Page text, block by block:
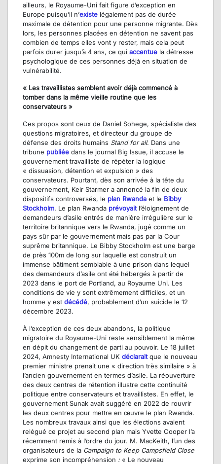
ailleurs, le Royaume-Uni fait figure d’exception en
Europe puisqu’il n’existe légalement pas de durée
maximale de détention pour une personne migrante. Dès
lors, les personnes placées en détention ne savent pas
combien de temps elles vont y rester, mais cela peut
parfois durer jusqu’à 4 ans, ce qui accentue la détresse
psychologique de ces personnes déjà en situation de
vulnérabilité.
« Les travaillistes semblent avoir déjà commencé à
tomber dans la même vieille routine que les
conservateurs »
Ces propos sont ceux de Daniel Sohege, spécialiste des
questions migratoires, et directeur du groupe de
défense des droits humains Stand for all. Dans une
tribune publiée dans le journal Big Issue, il accuse le
gouvernement travailliste de répéter la logique
« dissuasion, détention et expulsion » des
conservateurs. Pourtant, dès son arrivée à la tête du
gouvernement, Keir Starmer a annoncé la fin de deux
dispositifs controversés, le plan Rwanda et le Bibby
Stockholm. Le plan Rwanda prévoyaitl’éloignement de
demandeurs d’asile entrés de manière irrégulière sur le
territoire britannique vers le Rwanda, jugé comme un
pays sûr par le gouvernement mais pas par la Cour
suprême britannique. Le Bibby Stockholm est une barge
de près 100m de long sur laquelle est construit un
immense bâtiment semblable à une prison dans lequel
des demandeurs d’asile ont été hébergés à partir de
2023 dans le port de Portland, au Royaume Uni. Les
conditions de vie y sont extrêmement difficiles, et un
homme y est décédé, probablement d’un suicide le 12
décembre 2023.
À l’exception de ces deux abandons, la politique
migratoire du Royaume-Uni reste sensiblement la même
en dépit du changement de parti au pouvoir. Le 18 juillet
2024, Amnesty International UK déclaraitque le nouveau
premier ministre prenait une « direction très similaire » à
l’ancien gouvernement en termes d’asile. La réouverture
des deux centres de rétention illustre cette continuité
politique entre conservateurs et travaillistes. En effet, le
gouvernement Sunak avait suggéré en 2022 de rouvrir
les deux centres pour mettre en œuvre le plan Rwanda.
Les nombreux travaux ainsi que les élections avaient
relégué ce projet au second plan mais Yvette Cooper l’a
récemment remis à l’ordre du jour. M. MacKeith, l’un des
organisateurs de la Campaign to Keep Campsfield Close
exprime son incompréhension : « Le nouveau